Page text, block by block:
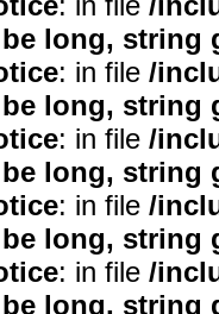
long, string
: in file /
long, string
: in file /
long, string
: in file /
long, string
: in file /
long, string